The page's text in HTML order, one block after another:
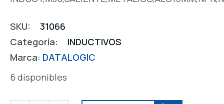
SKU:
31066
Categoría:
INDUCTIVOS
Marca: DATALOGIC
6 disponibles